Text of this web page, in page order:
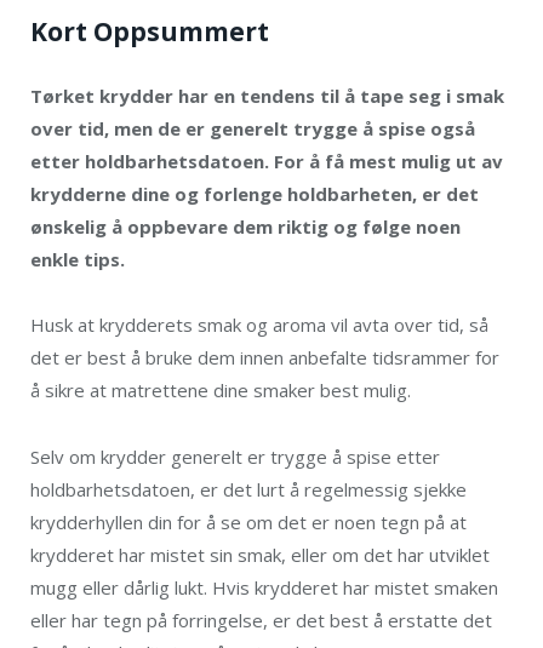
Kort Oppsummert
Tørket krydder har en tendens til å tape seg i smak
over tid, men de er generelt trygge å spise også
etter holdbarhetsdatoen. For å få mest mulig ut av
krydderne dine og forlenge holdbarheten, er det
ønskelig å oppbevare dem riktig og følge noen
enkle tips.
Husk at krydderets smak og aroma vil avta over tid, så
det er best å bruke dem innen anbefalte tidsrammer for
å sikre at matrettene dine smaker best mulig.
Selv om krydder generelt er trygge å spise etter
holdbarhetsdatoen, er det lurt å regelmessig sjekke
krydderhyllen din for å se om det er noen tegn på at
krydderet har mistet sin smak, eller om det har utviklet
mugg eller dårlig lukt. Hvis krydderet har mistet smaken
eller har tegn på forringelse, er det best å erstatte det